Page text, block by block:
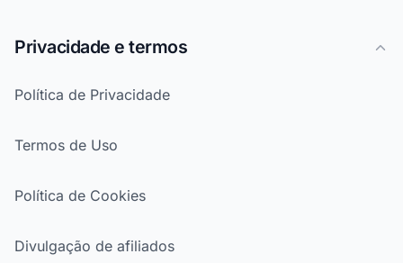
Privacidade e termos
Política de Privacidade
Termos de Uso
Política de Cookies
Divulgação de afiliados